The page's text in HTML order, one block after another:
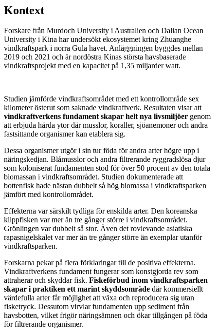
Kontext
Forskare från Murdoch University i Australien och Dalian Ocean
University i Kina har undersökt ekosystemet kring Zhuanghe
vindkraftspark i norra Gula havet. Anläggningen byggdes mellan
2019 och 2021 och är nordöstra Kinas största havsbaserade
vindkraftsprojekt med en kapacitet på 1,35 miljarder watt.
Studien jämförde vindkraftsområdet med ett kontrollområde sex
kilometer österut som saknade vindkraftverk. Resultaten visar att
vindkraftverkens fundament skapar helt nya livsmiljöer genom
att erbjuda hårda ytor där musslor, koraller, sjöanemoner och andra
fastsittande organismer kan etablera sig.
Dessa organismer utgör i sin tur föda för andra arter högre upp i
näringskedjan. Blåmusslor och andra filtrerande ryggradslösa djur
som koloniserat fundamenten stod för över 50 procent av den totala
biomassan i vindkraftsområdet. Studien dokumenterade att
bottenfisk hade nästan dubbelt så hög biomassa i vindkraftsparken
jämfört med kontrollområdet.
Effekterna var särskilt tydliga för enskilda arter. Den koreanska
klippfisken var mer än tre gånger större i vindkraftsområdet.
Grönlingen var dubbelt så stor. Även det rovlevande asiatiska
rapasnigelskalet var mer än tre gånger större än exemplar utanför
vindkraftsparken.
Forskarna pekar på flera förklaringar till de positiva effekterna.
Vindkraftverkens fundament fungerar som konstgjorda rev som
attraherar och skyddar fisk. Fiskeförbud inom vindkraftsparken
skapar i praktiken ett marint skyddsområde där kommersiellt
värdefulla arter får möjlighet att växa och reproducera sig utan
fisketryck. Dessutom virvlar fundamenten upp sediment från
havsbotten, vilket frigör näringsämnen och ökar tillgången på föda
för filtrerande organismer.